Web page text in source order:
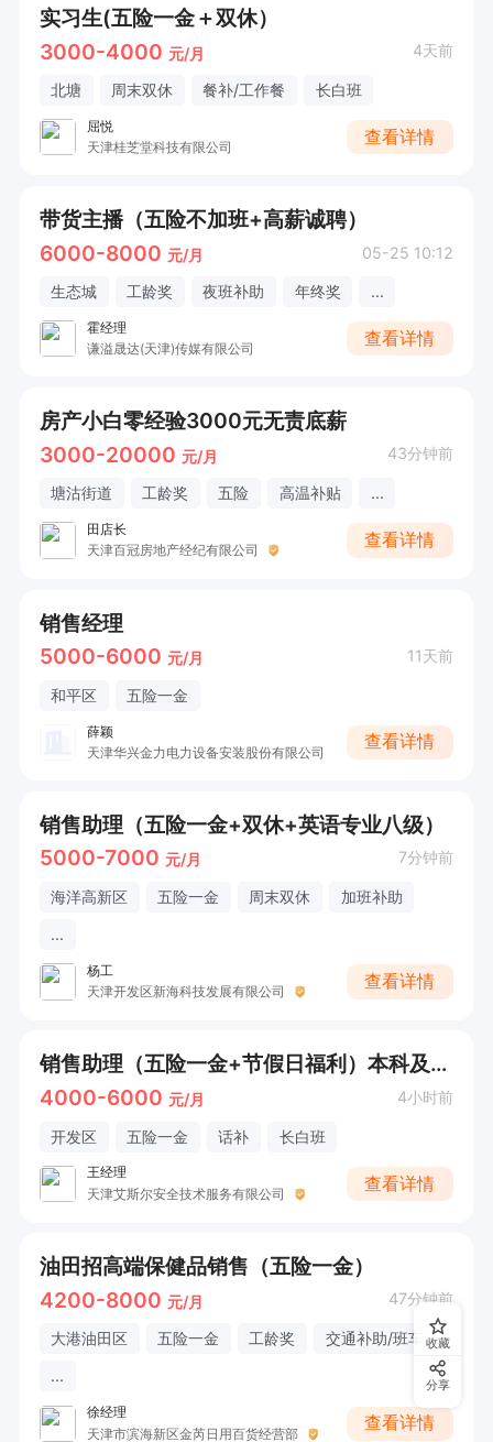
实习生(五险一金＋双休）
3000-4000 元/月 4天前
北塘 周末双休 餐补/工作餐 长白班
屈悦
天津桂芝堂科技有限公司
查看详情
带货主播（五险不加班+高薪诚聘）
6000-8000 元/月 05-25 10:12
生态城 工龄奖 夜班补助 年终奖 ...
霍经理
谦溢晟达(天津)传媒有限公司
查看详情
房产小白零经验3000元无责底薪
3000-20000 元/月 43分钟前
塘沽街道 工龄奖 五险 高温补贴 ...
田店长
天津百冠房地产经纪有限公司
查看详情
销售经理
5000-6000 元/月 11天前
和平区 五险一金
薛颖
天津华兴金力电力设备安装股份有限公司
查看详情
销售助理（五险一金+双休+英语专业八级）
5000-7000 元/月 7分钟前
海洋高新区 五险一金 周末双休
加班补助
...
杨工
天津开发区新海科技发展有限公司
查看详情
销售助理（五险一金+节假日福利）本科及以上学历
4000-6000 元/月 4小时前
开发区 五险一金 话补 长白班
王经理
天津艾斯尔安全技术服务有限公司
查看详情
油田招高端保健品销售（五险一金）
4200-8000 元/月 47分钟前
大港油田区 五险一金 工龄奖
交通补助/班车
...
徐经理
天津市滨海新区金芮日用百货经营部
查看详情
收藏
分享